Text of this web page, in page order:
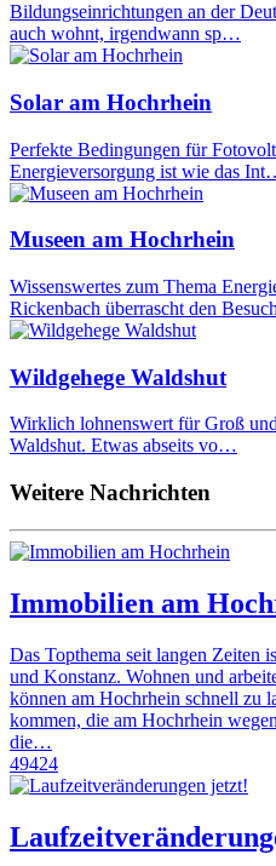
Bildungseinrichtungen an der
auch wohnt, irgendwann sp…
Solar am Hochrhein
Perfekte Bedingungen für
Energieversorgung ist wie das
Museen am Hochrhein
Wissenswertes zum Thema
Rickenbach überrascht den
Wildgehege Waldshut
Wirklich lohnenswert für Groß
Waldshut. Etwas abseits vo…
Weitere Nachrichten
Immobilien am
Das Topthema seit langen Zeiten
und Konstanz. Wohnen und
können am Hochrhein schnell zu
kommen, die am Hochrhein
die…
49424